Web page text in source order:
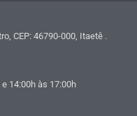
CEP: 46790-000, Itaetê .
14:00h às 17:00h